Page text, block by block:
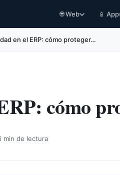
🌐 Web 📱
en el ERP: cómo proteger…
cómo
min de lectura